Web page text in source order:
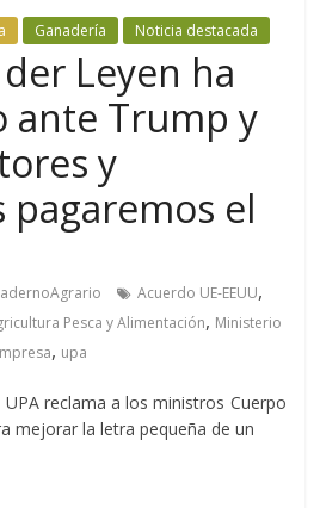
Ganadería Noticia destacada
der Leyen ha
ante Trump y
y
pagaremos el
Acuerdo UE-EEUU,
Pesca y Alimentación, Ministerio
, upa
reclama a los ministros Cuerpo
mejorar la letra pequeña de un